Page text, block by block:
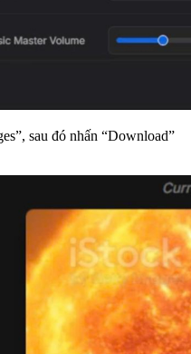
sau đó nhấn “Download”